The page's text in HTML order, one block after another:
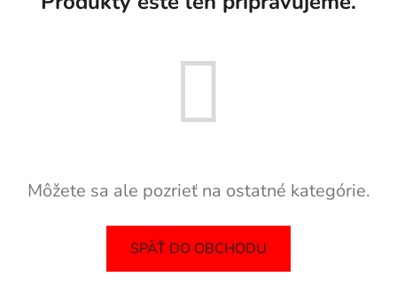
Môžete sa ale pozrieť na ostatné kategórie.
SPÄŤ DO OBCHODU